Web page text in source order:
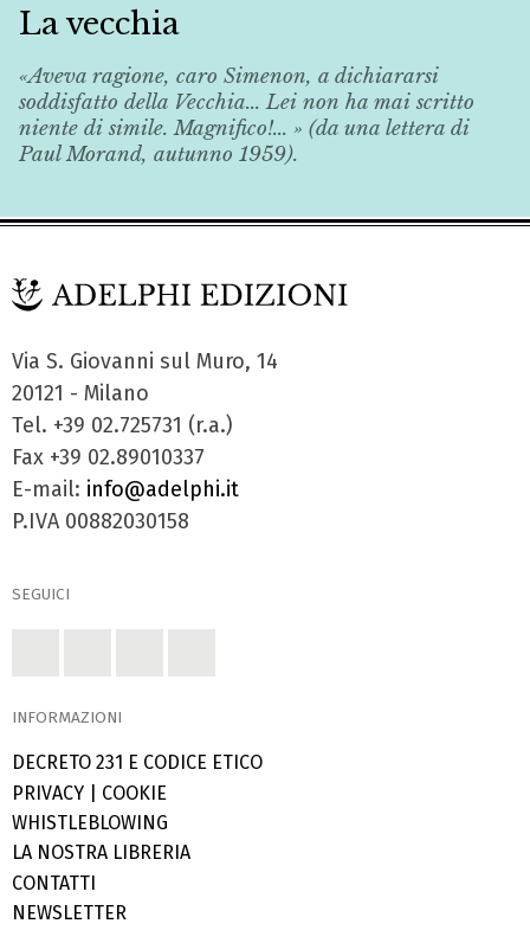
La vecchia
«Aveva ragione, caro Simenon, a dichiararsi
soddisfatto della Vecchia... Lei non ha mai scritto
niente di simile. Magnifico!... » (da una lettera di
Paul Morand, autunno 1959).
Via S. Giovanni sul Muro, 14
20121 - Milano
Tel. +39 02.725731 (r.a.)
Fax +39 02.89010337
E-mail: info@adelphi.it
P.IVA 00882030158
SEGUICI
INFORMAZIONI
DECRETO 231 E CODICE ETICO
PRIVACY
COOKIE
WHISTLEBLOWING
LA NOSTRA LIBRERIA
CONTATTI
NEWSLETTER